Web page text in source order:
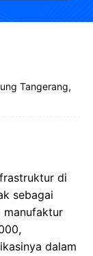
Tangerang,
di
sebagai
manufaktur
dalam